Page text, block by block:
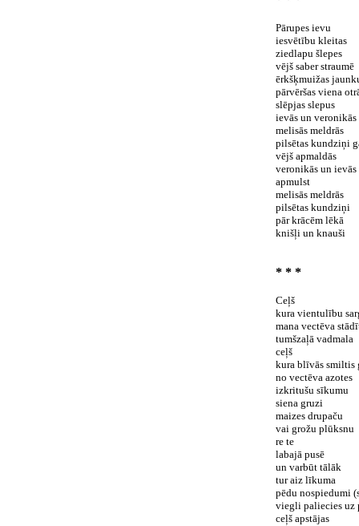
Pārupes ievu
iesvētību kleitas
ziedlapu šlepes
vējš saber straumē
ērkšķmuižas
pārvēršas viena
slēpjas slepus
ievās un
melisās meldrās
pilsētas kundziņi
vējš apmaldās
veronikās un
apmulst
melisās meldrās
pilsētas kundziņi
pār krācēm lēkā
knišļi un knauši
* * *
Ceļš
kura vientulību
mana vectēva
tumšzaļā vadmala
ceļš
kura blīvās smiltis
no vectēva azotes
izkritušu sīkumu
siena gruzi
maizes drupaču
vai grožu plūksnu
re te
labajā pusē
un varbūt tālāk
tur aiz līkuma
pēdu nospiedumi
viegli paliecies uz
ceļš apstājas